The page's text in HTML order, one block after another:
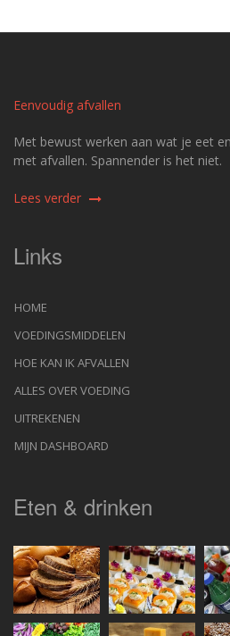
Eenvoudig afvallen
Met bewust werken aan wat je eet
met afvallen. Spannender is het niet.
Lees verder
Links
HOME
VOEDINGSMIDDELEN
HOE KAN IK AFVALLEN
ALLES OVER VOEDING
UITREKENEN
MIJN DASHBOARD
Eten & drinken